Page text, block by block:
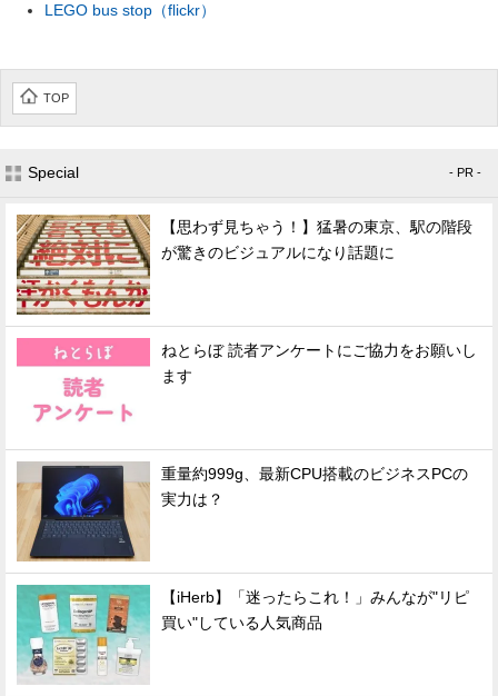
LEGO bus stop（flickr）
TOP
Special - PR -
【思わず見ちゃう！】猛暑の東京、駅の階段
が驚きのビジュアルになり話題に
ねとらぼ 読者アンケートにご協力をお願いし
ます
重量約999g、最新CPU搭載のビジネスPCの
実力は？
【iHerb】「迷ったらこれ！」みんなが"リピ
買い"している人気商品